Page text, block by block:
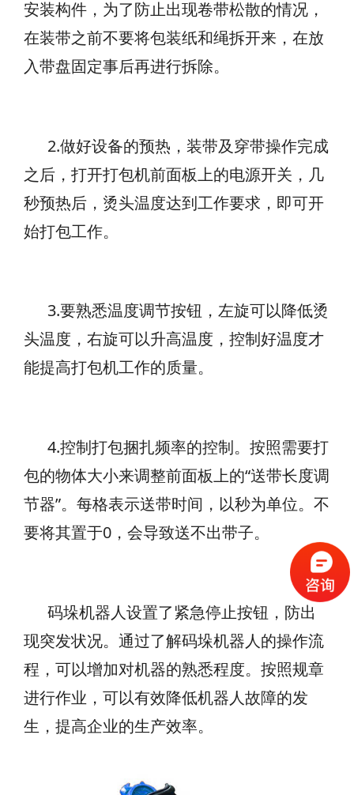
安装构件，为了防止出现卷带松散的情况，
在装带之前不要将包装纸和绳拆开来，在放
入带盘固定事后再进行拆除。
2.做好设备的预热 ，装带及穿带操作完成
之后，打开打包机前面板上的电源开关，几
秒预热后，烫头温度达到工作要求，即可开
始打包工作。
3.要熟悉温度调节按钮，左旋可以降低烫
头温度，右旋可以升高温度，控制好温度才
能提高打包机工作的质量。
4.控制打包捆扎频率的控制。按照需要打
包的物体大小来调整前面板上的“送带长度调
节器”。每格表示送带时间，以秒为单位。不
要将其置于0，会导致送不出带子。
码垛机器人设置了紧急停止按钮 ，防出
现突发状况。通过了解码垛机器人的操作流
程，可以增加对机器的熟悉程度。按照规章
进行作业，可以有效降低机器人故障的发
生，提高企业的生产效率。